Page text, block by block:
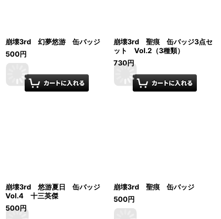
崩壊3rd 幻夢悠游 缶バッジ
500円
崩壊3rd 聖痕 缶バッジ3点セ
ット Vol.2（3種類）
730円
崩壊3rd 悠游夏日 缶バッジ
Vol.4 十三英傑
500円
崩壊3rd 聖痕 缶バッジ
500円